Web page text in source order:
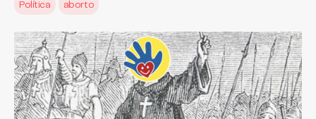
Política aborto